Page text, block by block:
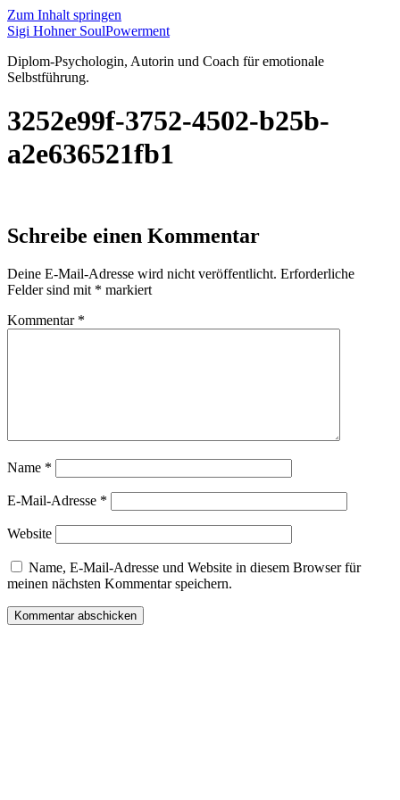
Zum Inhalt springen
Sigi Hohner SoulPowerment
Diplom-Psychologin, Autorin und Coach für emotionale
Selbstführung.
3252e99f-3752-4502-b25b-
a2e636521fb1
Schreibe einen Kommentar
Deine E-Mail-Adresse wird nicht veröffentlicht. Erforderliche
Felder sind mit * markiert
Kommentar *
Name *
E-Mail-Adresse *
Website
Name, E-Mail-Adresse und Website in diesem Browser für
meinen nächsten Kommentar speichern.